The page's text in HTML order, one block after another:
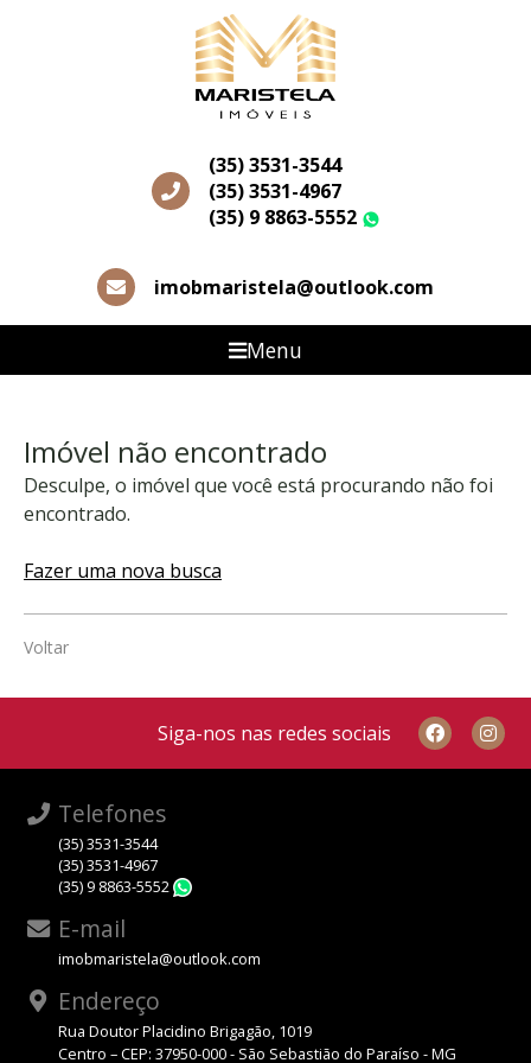
(35) 3531-3544
(35) 3531-4967
(35) 9 8863-5552
imobmaristela@outlook.com
Menu
Imóvel não encontrado
Desculpe, o imóvel que você está procurando não foi
encontrado.
Fazer uma nova busca
Voltar
Siga-nos nas redes sociais
Telefones
(35) 3531-3544
(35) 3531-4967
(35) 9 8863-5552
E-mail
imobmaristela@outlook.com
Endereço
Rua Doutor Placidino Brigagão, 1019
Centro – CEP: 37950-000 - São Sebastião do Paraíso - MG